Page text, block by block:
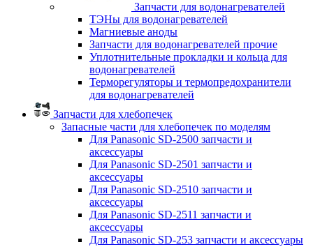
Запчасти для водонагревателей
ТЭНы для водонагревателей
Магниевые аноды
Запчасти для водонагревателей прочие
Уплотнительные прокладки и кольца для
водонагревателей
Терморегуляторы и термопредохранители
для водонагревателей
Запчасти для хлебопечек
Запасные части для хлебопечек по моделям
Для Panasonic SD-2500 запчасти и
аксессуары
Для Panasonic SD-2501 запчасти и
аксессуары
Для Panasonic SD-2510 запчасти и
аксессуары
Для Panasonic SD-2511 запчасти и
аксессуары
Для Panasonic SD-253 запчасти и аксессуары